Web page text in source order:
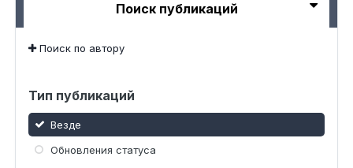
Поиск публикаций
Поиск по автору
Тип публикаций
Везде
Обновления статуса